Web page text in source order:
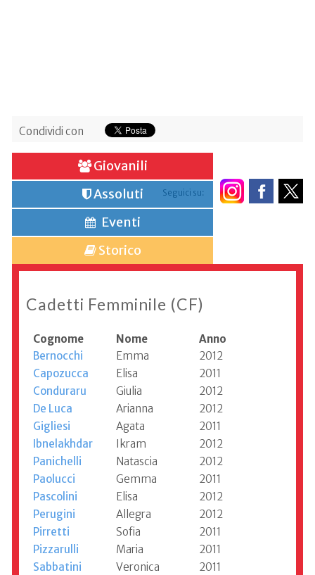
Condividi con
Seguici su:
Giovanili
Assoluti
Eventi
Storico
Cadetti Femminile (CF)
Cognome Nome
Anno
Bernocchi
Emma
2012
Capozucca
Elisa
2011
Conduraru
Giulia
2012
De Luca
Arianna
2012
Gigliesi
Agata
2011
Ibnelakhdar
Ikram
2012
Panichelli
Natascia
2012
Paolucci
Gemma
2011
Pascolini
Elisa
2012
Perugini
Allegra
2012
Pirretti
Sofia
2011
Pizzarulli
Maria
2011
Sabbatini
Veronica
2011